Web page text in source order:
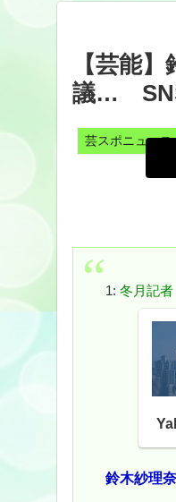
【芸能
議…
芸スポニュース
1: 冬月記
鈴木紗理